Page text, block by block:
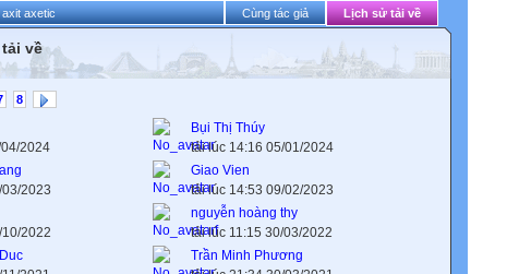
axetic Cùng tác giả Lịch sử tải về
về
8
2024
Bụi Thị Thúy
tải lúc 14:16 05/01/2024
2023
Giao Vien
tải lúc 14:53 09/02/2023
2022
nguyễn hoàng thy
tải lúc 11:15 30/03/2022
Trần Minh Phương